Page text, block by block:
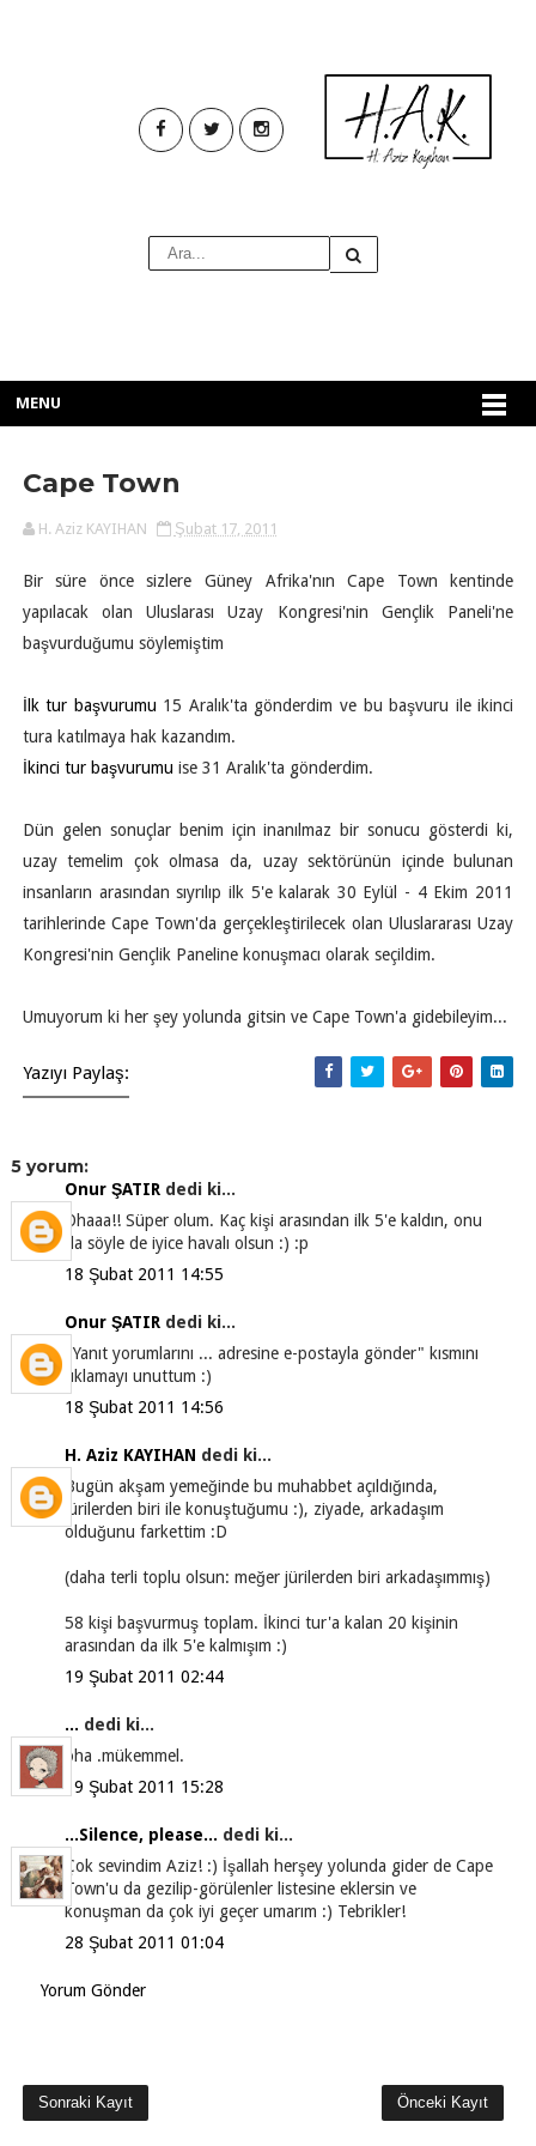
MENU
Cape Town
H. Aziz KAYIHAN Şubat 17, 2011
Bir süre önce sizlere Güney Afrika'nın Cape Town kentinde
yapılacak olan Uluslarası Uzay Kongresi'nin Gençlik Paneli'ne
başvurduğumu söylemiştim
İlk tur başvurumu 15 Aralık'ta gönderdim ve bu başvuru ile ikinci
tura katılmaya hak kazandım.
İkinci tur başvurumu ise 31 Aralık'ta gönderdim.
Dün gelen sonuçlar benim için inanılmaz bir sonucu gösterdi ki,
uzay temelim çok olmasa da, uzay sektörünün içinde bulunan
insanların arasından sıyrılıp ilk 5'e kalarak 30 Eylül - 4 Ekim 2011
tarihlerinde Cape Town'da gerçekleştirilecek olan Uluslararası Uzay
Kongresi'nin Gençlik Paneline konuşmacı olarak seçildim.
Umuyorum ki her şey yolunda gitsin ve Cape Town'a gidebileyim...
Yazıyı Paylaş:
5 yorum:
Onur ŞATIRdedi ki...
Ohaaa!! Süper olum. Kaç kişi arasından ilk 5'e kaldın, onu
da söyle de iyice havalı olsun :) :p
18 Şubat 2011 14:55
Onur ŞATIRdedi ki...
"Yanıt yorumlarını ... adresine e-postayla gönder" kısmını
tıklamayı unuttum :)
18 Şubat 2011 14:56
H. Aziz KAYIHAN dedi ki...
Bugün akşam yemeğinde bu muhabbet açıldığında,
jürilerden biri ile konuştuğumu :), ziyade, arkadaşım
olduğunu farkettim :D
(daha terli toplu olsun: meğer jürilerden biri arkadaşımmış)
58 kişi başvurmuş toplam. İkinci tur'a kalan 20 kişinin
arasından da ilk 5'e kalmışım :)
19 Şubat 2011 02:44
... dedi ki...
oha .mükemmel.
19 Şubat 2011 15:28
...Silence, please... dedi ki...
Çok sevindim Aziz! :) İşallah herşey yolunda gider de Cape
Town'u da gezilip-görülenler listesine eklersin ve
konuşman da çok iyi geçer umarım :) Tebrikler!
28 Şubat 2011 01:04
Yorum Gönder
Sonraki Kayıt Önceki Kayıt